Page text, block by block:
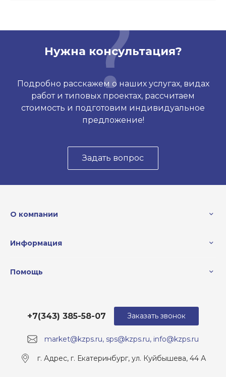
Нужна консультация?
Подробно расскажем о наших услугах, видах
работ и типовых проектах, рассчитаем
стоимость и подготовим индивидуальное
предложение!
Задать вопрос
О компании
Информация
Помощь
market@kzps.ru, sps@kzps.ru, info@kzps.ru
+7(343) 385-58-07
г. Адрес, г. Екатеринбург, ул. Куйбышева, 44 А
Заказать звонок